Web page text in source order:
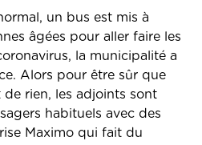
un bus est mis à
âgées pour aller faire les
la municipalité a
Alors pour être sûr que
de rien, les adjoints sont
habituels avec des
Maximo qui fait du